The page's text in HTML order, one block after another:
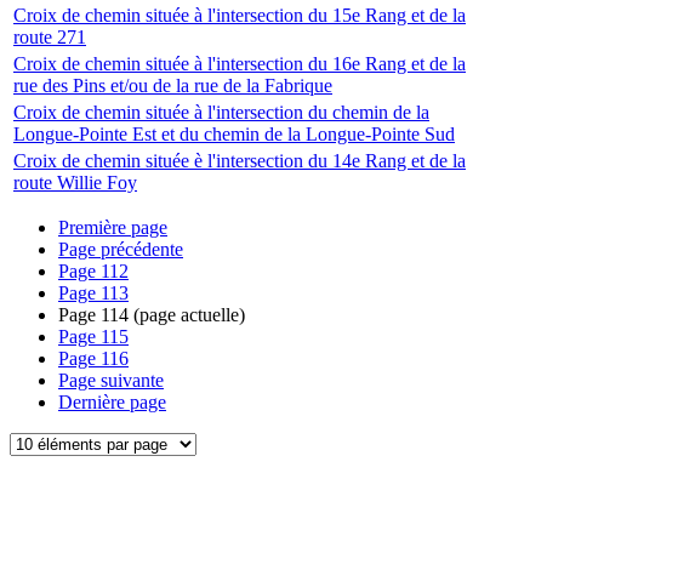
Croix de chemin située à l'intersection du 15e Rang et de la
route 271
Croix de chemin située à l'intersection du 16e Rang et de la
rue des Pins et/ou de la rue de la Fabrique
Croix de chemin située à l'intersection du chemin de la
Longue-Pointe Est et du chemin de la Longue-Pointe Sud
Croix de chemin située è l'intersection du 14e Rang et de la
route Willie Foy
Première page
Page précédente
Page 112
Page 113
Page 114 (page actuelle)
Page 115
Page 116
Page suivante
Dernière page